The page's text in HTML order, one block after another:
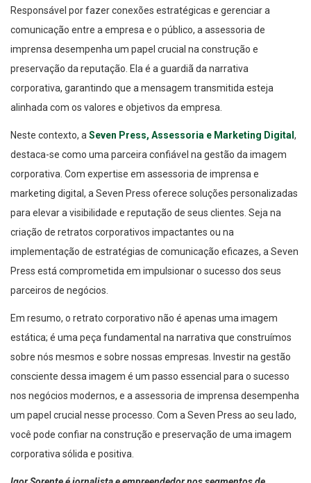
comunicação entre a empresa e o público, a assessoria de
imprensa desempenha um papel crucial na construção e
preservação da reputação. Ela é a guardiã da narrativa
corporativa, garantindo que a mensagem transmitida esteja
alinhada com os valores e objetivos da empresa.
destaca-se como uma parceira confiável na gestão da imagem
corporativa. Com expertise em assessoria de imprensa e
marketing digital, a Seven Press oferece soluções personalizadas
para elevar a visibilidade e reputação de seus clientes. Seja na
criação de retratos corporativos impactantes ou na
implementação de estratégias de comunicação eficazes, a Seven
Press está comprometida em impulsionar o sucesso dos seus
parceiros de negócios.
estática; é uma peça fundamental na narrativa que construímos
sobre nós mesmos e sobre nossas empresas. Investir na gestão
consciente dessa imagem é um passo essencial para o sucesso
nos negócios modernos, e a assessoria de imprensa desempenha
um papel crucial nesse processo. Com a Seven Press ao seu lado,
você pode confiar na construção e preservação de uma imagem
corporativa sólida e positiva.